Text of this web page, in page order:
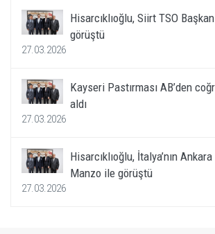
Hisarcıklıoğlu, Siirt TSO
görüştü
27.03.2026
Kayseri Pastırması AB’den
aldı
27.03.2026
Hisarcıklıoğlu, İtalya’nın
Manzo ile görüştü
27.03.2026